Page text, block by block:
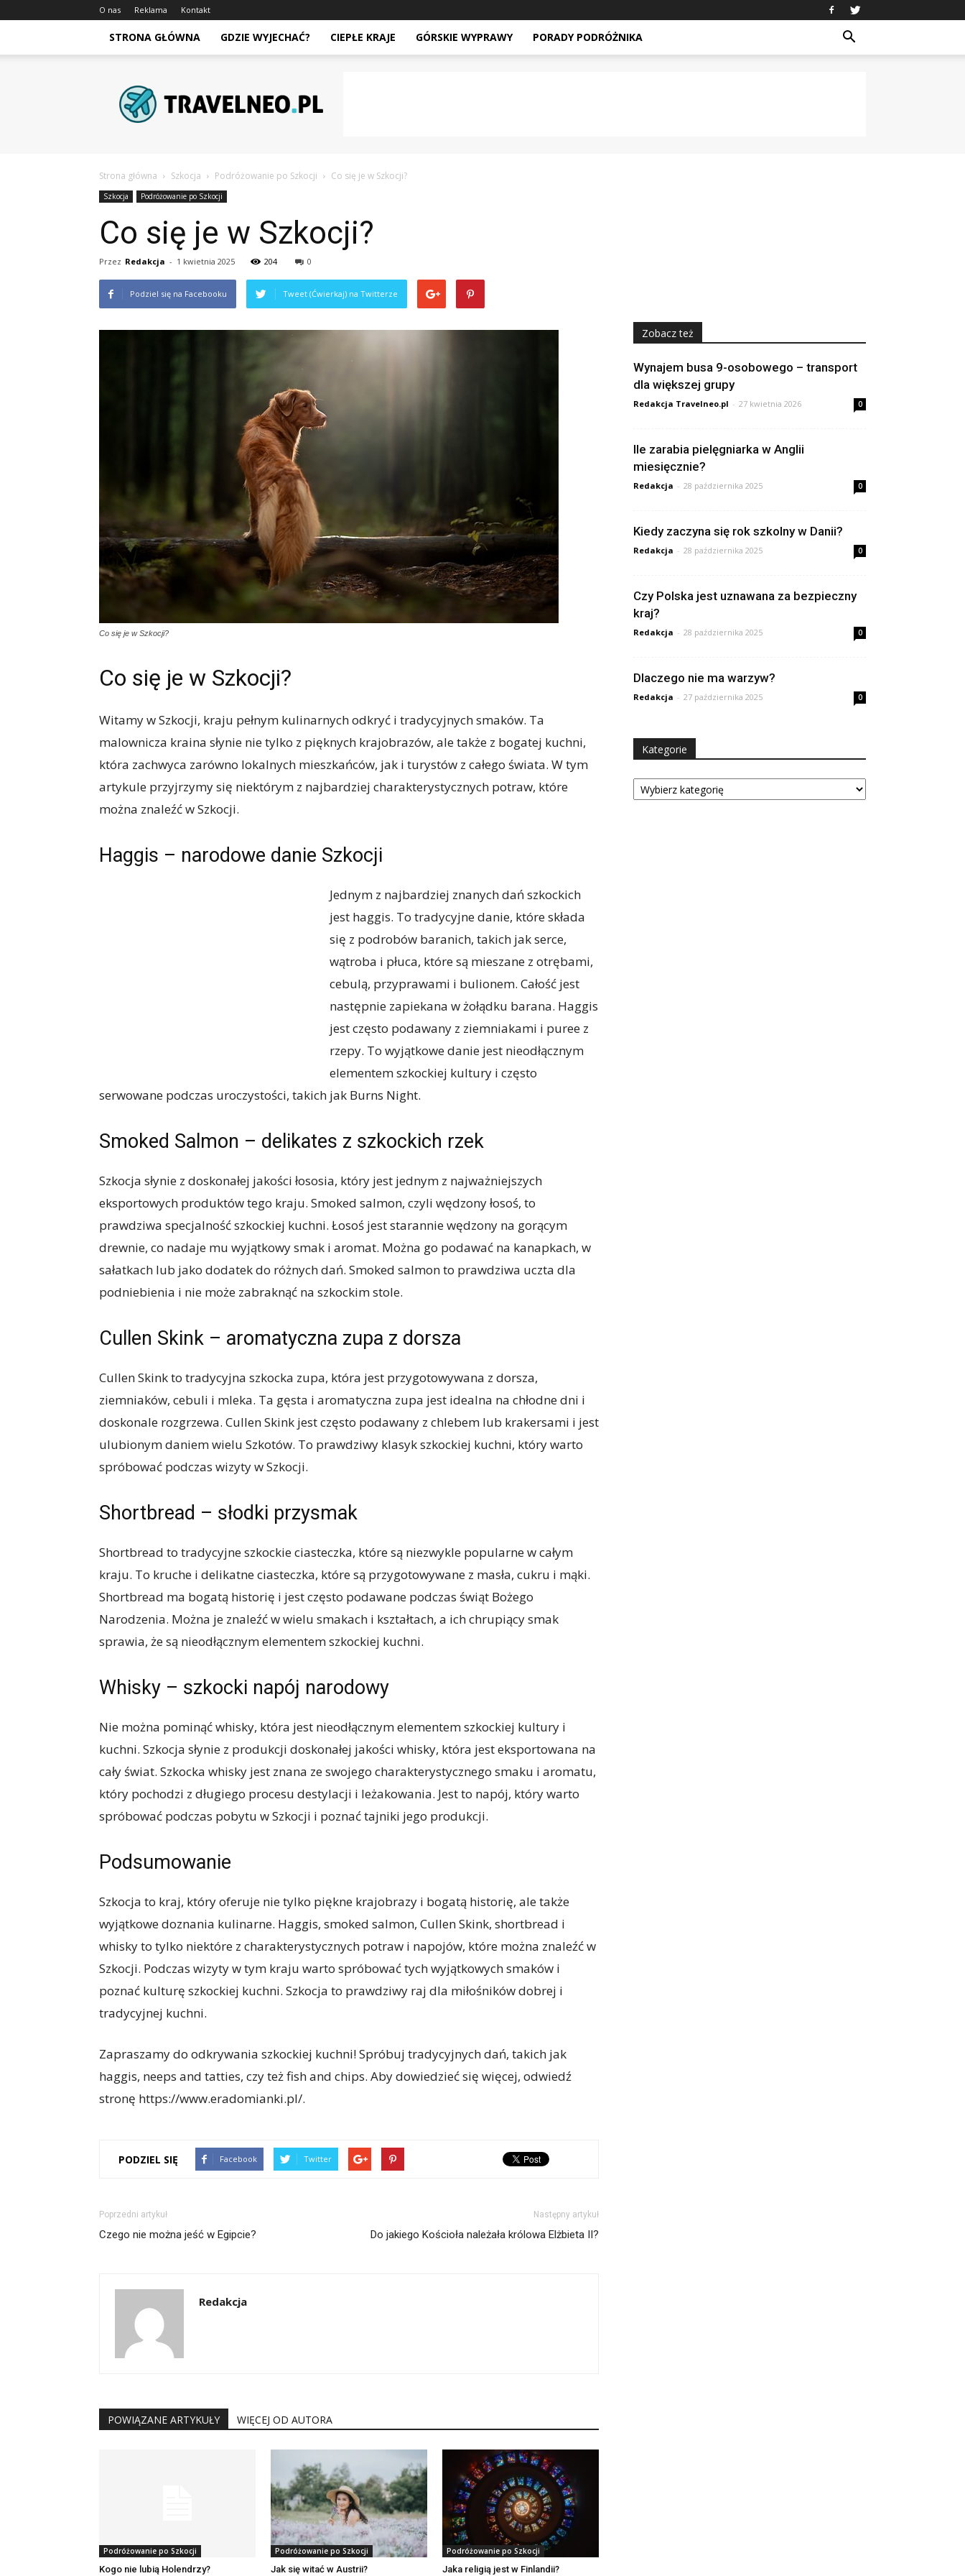
O nas Reklama Kontakt
STRONA GŁÓWNA GDZIE WYJECHAĆ? CIEPŁE KRAJE GÓRSKIE WYPRAWY PORADY PODRÓŻNIKA
Strona główna Szkocja Podróżowanie po Szkocji Co się je w Szkocji?
Szkocja Podróżowanie po Szkocji
Co się je w Szkocji?
Przez Redakcja - 1 kwietnia 2025 204 0
Podziel się na Facebooku Tweet (Ćwierkaj) na Twitterze
Co się je w Szkocji?
Co się je w Szkocji?
Witamy w Szkocji, kraju pełnym kulinarnych odkryć i tradycyjnych smaków. Ta
malownicza kraina słynie nie tylko z pięknych krajobrazów, ale także z bogatej kuchni,
która zachwyca zarówno lokalnych mieszkańców, jak i turystów z całego świata. W tym
artykule przyjrzymy się niektórym z najbardziej charakterystycznych potraw, które
można znaleźć w Szkocji.
Haggis – narodowe danie Szkocji
Jednym z najbardziej znanych dań szkockich
jest haggis. To tradycyjne danie, które składa
się z podrobów baranich, takich jak serce,
wątroba i płuca, które są mieszane z otrębami,
cebulą, przyprawami i bulionem. Całość jest
następnie zapiekana w żołądku barana. Haggis
jest często podawany z ziemniakami i puree z
rzepy. To wyjątkowe danie jest nieodłącznym
elementem szkockiej kultury i często
serwowane podczas uroczystości, takich jak Burns Night.
Smoked Salmon – delikates z szkockich rzek
Szkocja słynie z doskonałej jakości łososia, który jest jednym z najważniejszych
eksportowych produktów tego kraju. Smoked salmon, czyli wędzony łosoś, to
prawdziwa specjalność szkockiej kuchni. Łosoś jest starannie wędzony na gorącym
drewnie, co nadaje mu wyjątkowy smak i aromat. Można go podawać na kanapkach, w
sałatkach lub jako dodatek do różnych dań. Smoked salmon to prawdziwa uczta dla
podniebienia i nie może zabraknąć na szkockim stole.
Cullen Skink – aromatyczna zupa z dorsza
Cullen Skink to tradycyjna szkocka zupa, która jest przygotowywana z dorsza,
ziemniaków, cebuli i mleka. Ta gęsta i aromatyczna zupa jest idealna na chłodne dni i
doskonale rozgrzewa. Cullen Skink jest często podawany z chlebem lub krakersami i jest
ulubionym daniem wielu Szkotów. To prawdziwy klasyk szkockiej kuchni, który warto
spróbować podczas wizyty w Szkocji.
Shortbread – słodki przysmak
Shortbread to tradycyjne szkockie ciasteczka, które są niezwykle popularne w całym
kraju. To kruche i delikatne ciasteczka, które są przygotowywane z masła, cukru i mąki.
Shortbread ma bogatą historię i jest często podawane podczas świąt Bożego
Narodzenia. Można je znaleźć w wielu smakach i kształtach, a ich chrupiący smak
sprawia, że są nieodłącznym elementem szkockiej kuchni.
Whisky – szkocki napój narodowy
Nie można pominąć whisky, która jest nieodłącznym elementem szkockiej kultury i
kuchni. Szkocja słynie z produkcji doskonałej jakości whisky, która jest eksportowana na
cały świat. Szkocka whisky jest znana ze swojego charakterystycznego smaku i aromatu,
który pochodzi z długiego procesu destylacji i leżakowania. Jest to napój, który warto
spróbować podczas pobytu w Szkocji i poznać tajniki jego produkcji.
Podsumowanie
Szkocja to kraj, który oferuje nie tylko piękne krajobrazy i bogatą historię, ale także
wyjątkowe doznania kulinarne. Haggis, smoked salmon, Cullen Skink, shortbread i
whisky to tylko niektóre z charakterystycznych potraw i napojów, które można znaleźć w
Szkocji. Podczas wizyty w tym kraju warto spróbować tych wyjątkowych smaków i
poznać kulturę szkockiej kuchni. Szkocja to prawdziwy raj dla miłośników dobrej i
tradycyjnej kuchni.
Zapraszamy do odkrywania szkockiej kuchni! Spróbuj tradycyjnych dań, takich jak
haggis, neeps and tatties, czy też fish and chips. Aby dowiedzieć się więcej, odwiedź
stronę https://www.eradomianki.pl/.
PODZIEL SIĘ Facebook Twitter
Poprzedni artykuł
Czego nie można jeść w Egipcie?
Następny artykuł
Do jakiego Kościoła należała królowa Elżbieta II?
Redakcja
POWIĄZANE ARTYKUŁY WIĘCEJ OD AUTORA
Podróżowanie po Szkocji
Kogo nie lubią Holendrzy?
Podróżowanie po Szkocji
Jak się witać w Austrii?
Podróżowanie po Szkocji
Jaka religią jest w Finlandii?
Zobacz też
Wynajem busa 9-osobowego – transport
dla większej grupy
Redakcja Travelneo.pl - 27 kwietnia 2026 0
Ile zarabia pielęgniarka w Anglii
miesięcznie?
Redakcja - 28 października 2025 0
Kiedy zaczyna się rok szkolny w Danii?
Redakcja - 28 października 2025 0
Czy Polska jest uznawana za bezpieczny
kraj?
Redakcja - 28 października 2025 0
Dlaczego nie ma warzyw?
Redakcja - 27 października 2025 0
Kategorie
Kategorie